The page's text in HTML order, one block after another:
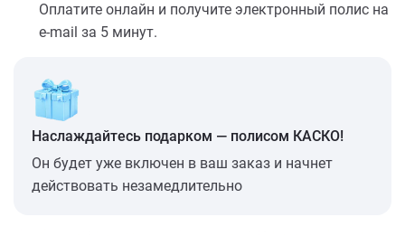
Оплатите онлайн и получите электронный полис на
e-mail за 5 минут.
Наслаждайтесь подарком — полисом КАСКО!
Он будет уже включен в ваш заказ и начнет
действовать незамедлительно